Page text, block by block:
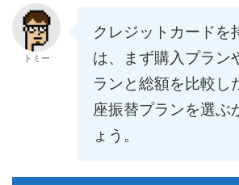
トミー
クレジットカードを
は、まず購入プラン
ランと総額を比較し
座振替プランを選ぶ
ょう。